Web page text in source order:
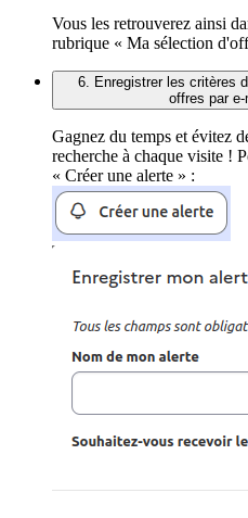
Vous les retrouverez ainsi
rubrique « Ma sélection
6. Enregistrer les critères
offres par
Gagnez du temps et évitez
recherche à chaque visite !
« Créer une alerte » :